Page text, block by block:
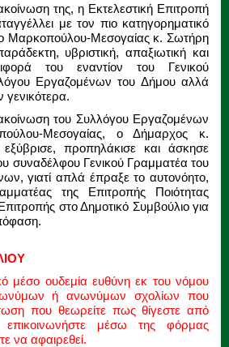
της, η Εκτελεστική Επιτροπή
με τον πιο κατηγορηματικό
Μαρκοπούλου-Μεσογαίας κ. Σωτήρη
υβριστική, απαξιωτική και
του εναντίον του Γενικού
Εργαζομένων του Δήμου αλλά
του Συλλόγου Εργαζομένων
Μεσογαίας, ο Δήμαρχος κ.
προπηλάκισε και άσκησε
συναδέλφου Γενικού Γραμματέα του
γιατί απλά έπραξε το αυτονόητο,
της Επιτροπής Ποιότητας
στο Δημοτικό Συμβούλιο για
μέσο ουδεμία ευθύνη εκ του νόμου
ή ανωνύμων σχολίων που
που θεωρείτε πως θίγεστε από
μέσω της φόρμας
να αφαιρεθεί.